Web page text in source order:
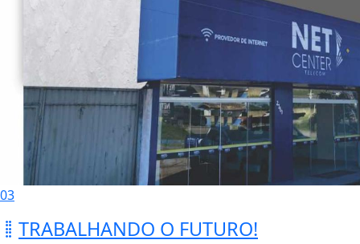
03
TRABALHANDO O FUTURO!